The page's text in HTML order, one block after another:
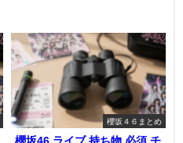
櫻坂４６まとめ
櫻坂46 ライブ 持ち物 必須 チ